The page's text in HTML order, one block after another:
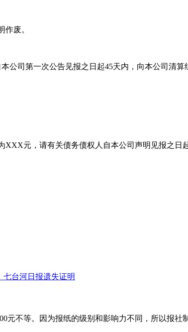
废。
公司第一次公告见报之日起45天内，向本公司清
元，请有关债务债权人自本公司声明见报之日
七台河日报遗失证明
元不等。因为报纸的级别和影响力不同，所以报